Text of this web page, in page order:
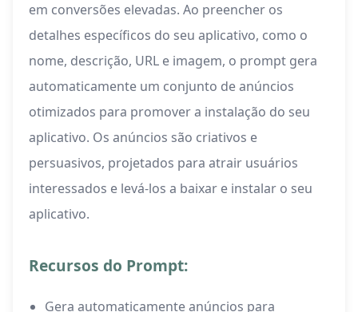
em conversões elevadas. Ao preencher os
detalhes específicos do seu aplicativo, como o
nome, descrição, URL e imagem, o prompt gera
automaticamente um conjunto de anúncios
otimizados para promover a instalação do seu
aplicativo. Os anúncios são criativos e
persuasivos, projetados para atrair usuários
interessados e levá-los a baixar e instalar o seu
aplicativo.
Recursos do Prompt:
Gera automaticamente anúncios para